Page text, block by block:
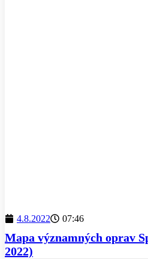
4.8.2022 07:46
Mapa významných oprav
2022)